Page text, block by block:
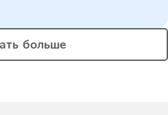
больше